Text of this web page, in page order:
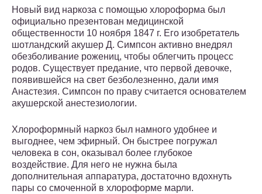
Новый вид наркоза с помощью хлороформа был
официально презентован медицинской
общественности 10 ноября 1847 г. Его изобретатель
шотландский акушер Д. Симпсон активно внедрял
обезболивание рожениц, чтобы облегчить процесс
родов. Существует предание, что первой девочке,
появившейся на свет безболезненно, дали имя
Анастезия. Симпсон по праву считается основателем
акушерской анестезиологии.
Хлороформный наркоз был намного удобнее и
выгоднее, чем эфирный. Он быстрее погружал
человека в сон, оказывал более глубокое
воздействие. Для него не нужна была
дополнительная аппаратура, достаточно вдохнуть
пары со смоченной в хлороформе марли.